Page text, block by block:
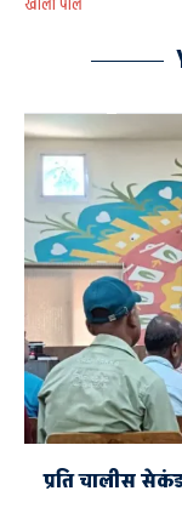
खोली पोल
AYODHYA
पुरानी सब्जी मंडी में दो पक्षों
रीडगंज क्षेत्र में दो परिवारों के
प्रति चालीस